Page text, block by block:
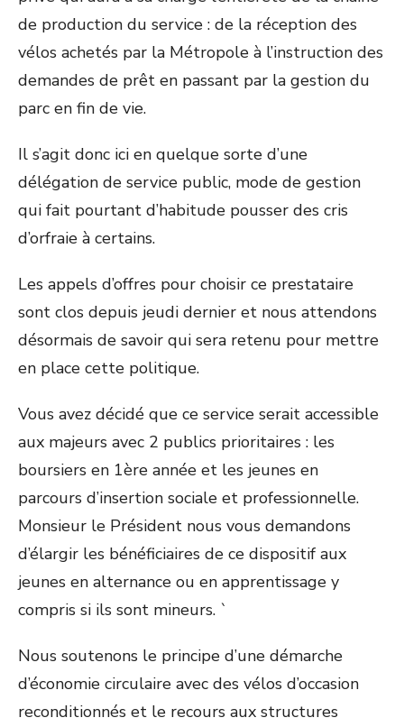
de production du service : de la réception des
vélos achetés par la Métropole à l’instruction des
demandes de prêt en passant par la gestion du
parc en fin de vie.
Il s’agit donc ici en quelque sorte d’une
délégation de service public, mode de gestion
qui fait pourtant d’habitude pousser des cris
d’orfraie à certains.
Les appels d’offres pour choisir ce prestataire
sont clos depuis jeudi dernier et nous attendons
désormais de savoir qui sera retenu pour mettre
en place cette politique.
Vous avez décidé que ce service serait accessible
aux majeurs avec 2 publics prioritaires : les
boursiers en 1ère année et les jeunes en
parcours d’insertion sociale et professionnelle.
Monsieur le Président nous vous demandons
d’élargir les bénéficiaires de ce dispositif aux
jeunes en alternance ou en apprentissage y
compris si ils sont mineurs. `
Nous soutenons le principe d’une démarche
d’économie circulaire avec des vélos d’occasion
reconditionnés et le recours aux structures